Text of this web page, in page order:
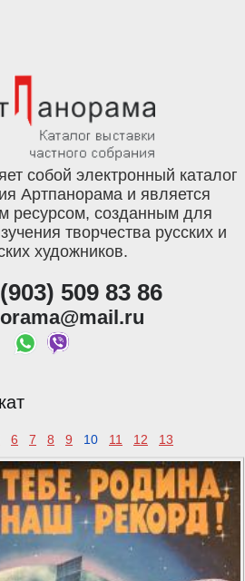
собой электронный каталог
Артпанорама и является
ресурсом, созданным для
творчества русских и
художников.
509 83 86
6 7 8 9 10 11 12 13